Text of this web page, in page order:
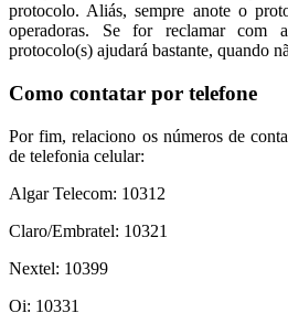
protocolo. Aliás, sempre anote o
operadoras. Se for reclamar com
protocolo(s) ajudará bastante, quando
Como contatar por telefone
Por fim, relaciono os números de
de telefonia celular:
Algar Telecom: 10312
Claro/Embratel: 10321
Nextel: 10399
Oi: 10331